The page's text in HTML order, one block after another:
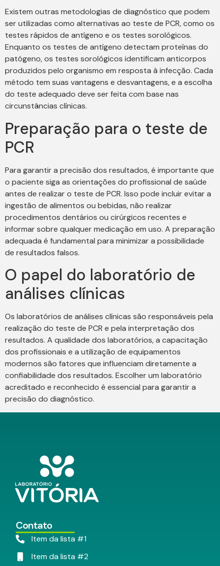
Existem outras metodologias de diagnóstico que podem
ser utilizadas como alternativas ao teste de PCR, como os
testes rápidos de antígeno e os testes sorológicos.
Enquanto os testes de antígeno detectam proteínas do
patógeno, os testes sorológicos identificam anticorpos
produzidos pelo organismo em resposta à infecção. Cada
método tem suas vantagens e desvantagens, e a escolha
do teste adequado deve ser feita com base nas
circunstâncias clínicas.
Preparação para o teste de
PCR
Para garantir a precisão dos resultados, é importante que
o paciente siga as orientações do profissional de saúde
antes de realizar o teste de PCR. Isso pode incluir evitar a
ingestão de alimentos ou bebidas, não realizar
procedimentos dentários ou cirúrgicos recentes e
informar sobre qualquer medicação em uso. A preparação
adequada é fundamental para minimizar a possibilidade
de resultados falsos.
O papel do laboratório de
análises clínicas
Os laboratórios de análises clínicas são responsáveis pela
realização do teste de PCR e pela interpretação dos
resultados. A qualidade dos laboratórios, a capacitação
dos profissionais e a utilização de equipamentos
modernos são fatores que influenciam diretamente a
confiabilidade dos resultados. Escolher um laboratório
acreditado e reconhecido é essencial para garantir a
precisão do diagnóstico.
Contato
Item da lista #1
Item da lista #2